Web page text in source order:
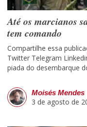
Até os marcianos
tem comando
Compartilhe essa
Twitter Telegram
piada do desembarque
Moisés Mendes
3 de agosto de